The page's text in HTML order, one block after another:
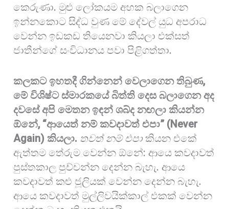
කෙරුණා. මුළු ලෝකයම අහක බලාගෙන
ඉන්නකොට සිද්ධ වුණ මේ දේවල් යුධ අපරාධ
වෙන්න ඉඩකඩ තියෙනවා කියලා එක්සත්
ජාතීන්ගේ සංවිධානය පවා පිළිගත්තා.
කලකට ඉහතදී ගින්නෙන් වෙලාගෙන තිබුණ,
මේ විශිෂ්ට ස්මාරකයේ බිත්ති දෙස බලාගෙන අද
දවසේ අපි මෙතන ඉඳන් ශබ්ද නඟලා කියන්න
ඕනේ, “ආයෙත් නම් කවදාවත් එපා” (Never
Again) කියලා. තවත් නම් එපාකියන එකේ
ඇත්තම තේරුම වෙන්න ඕනේ: ආයෙ කවදාවත්
පුස්තකාල පුච්චන්න දෙන්න බැහැ. ආයෙ
කවදාවත් කළු ජූලියක් වෙන්න දෙන්න බැහැ.
ආයෙ කවදාවත් මුල්ලිවයික්කාල් එකක් වෙන්න